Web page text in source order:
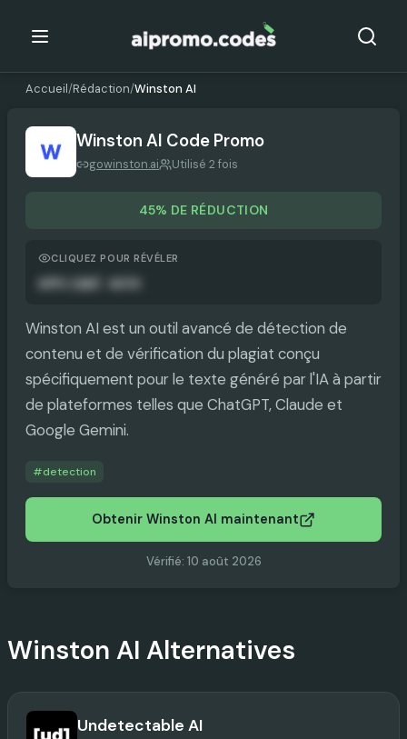
Accueil/Rédaction/Winston AI
Winston AI Code Promo
gowinston.ai Utilisé 2 fois
45% DE RÉDUCTION
CLIQUEZ POUR RÉVÉLER
Winston AI est un outil avancé de détection de
contenu et de vérification du plagiat conçu
spécifiquement pour le texte généré par l'IA à partir
de plateformes telles que ChatGPT, Claude et
Google Gemini.
#detection
Obtenir Winston AI maintenant
Vérifié: 10 août 2026
Winston AI Alternatives
Undetectable AI